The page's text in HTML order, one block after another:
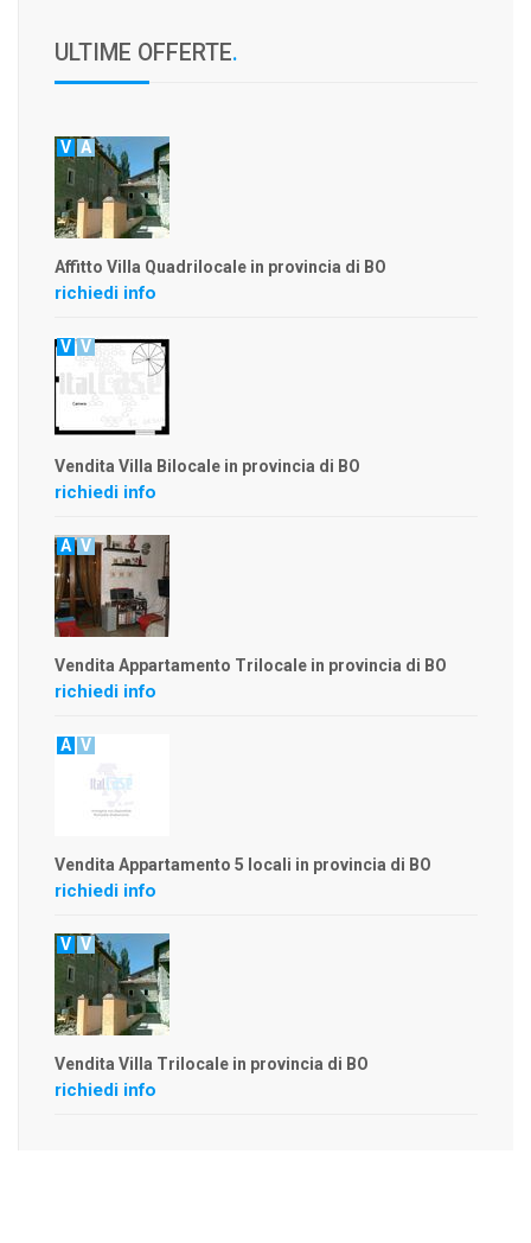
ULTIME OFFERTE.
V A
Affitto Villa Quadrilocale in provincia di BO
richiedi info
V V
Vendita Villa Bilocale in provincia di BO
richiedi info
A V
Vendita Appartamento Trilocale in provincia di BO
richiedi info
A V
Vendita Appartamento 5 locali in provincia di BO
richiedi info
V V
Vendita Villa Trilocale in provincia di BO
richiedi info